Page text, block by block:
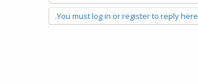
You must log in or register to reply here.